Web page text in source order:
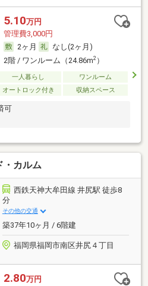
5.10万円
管理費3,000円
2ヶ月
なし(2ヶ月)
2階 / ワンルーム（24.86m2）
一人暮らし
ワンルーム
オートロック付き 収納スペース
可
・カルム
西鉄天神大牟田線 井尻駅 徒歩8
分
その他の交通
築37年10ヶ月 / 6階建
福岡県福岡市南区井尻４丁目
2.80万円